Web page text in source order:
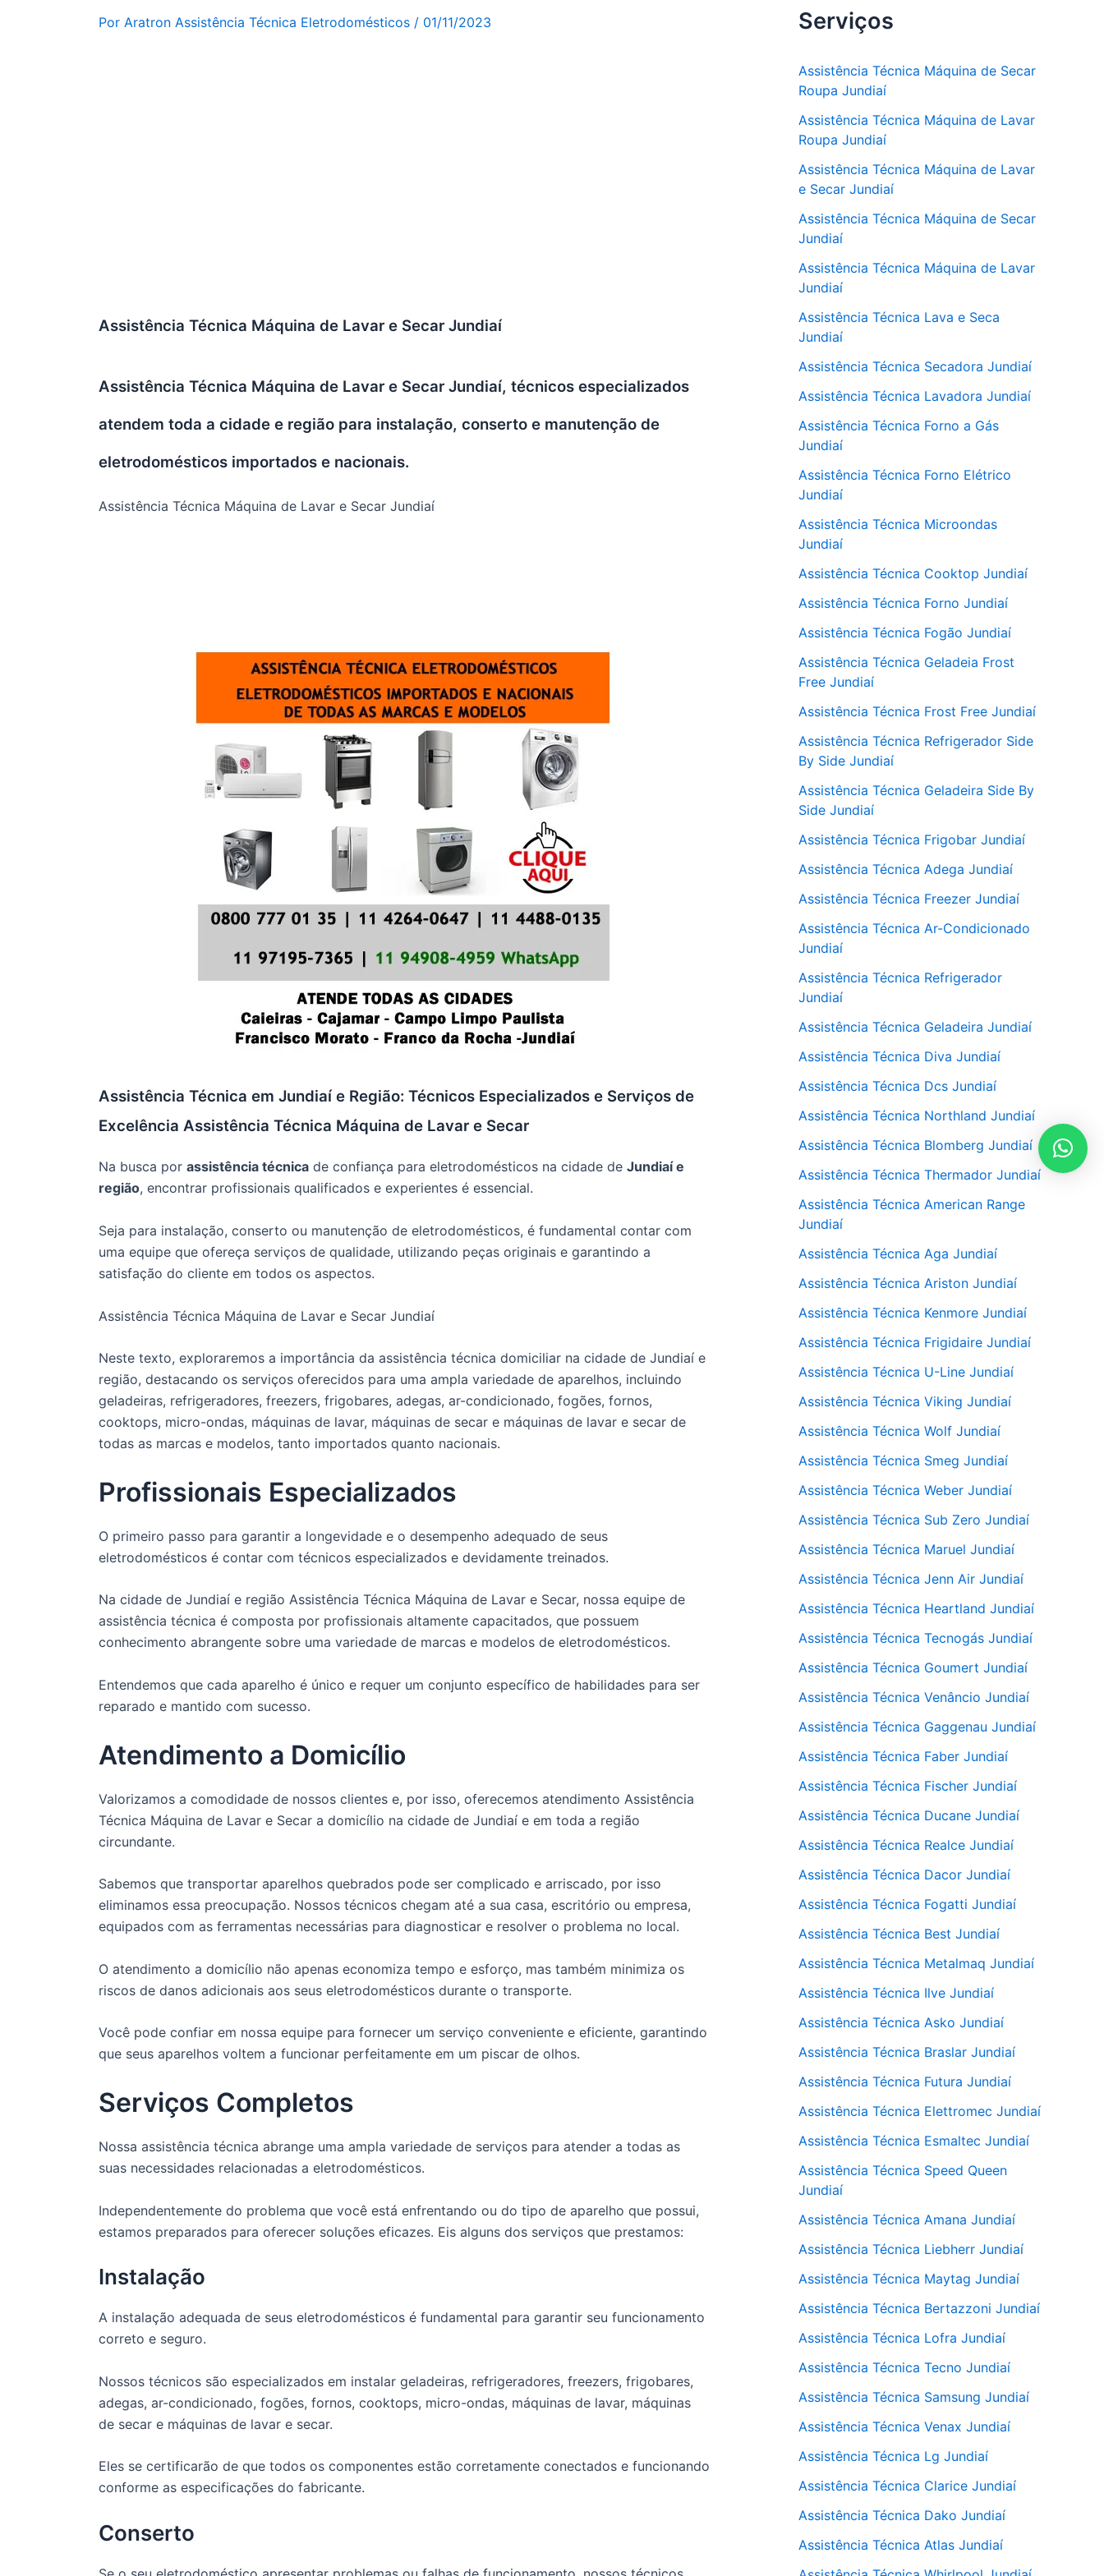
Por Aratron Assistência Técnica Eletrodomésticos / 01/11/2023
Assistência Técnica Máquina de Lavar e Secar Jundiaí
Assistência Técnica Máquina de Lavar e Secar Jundiaí, técnicos especializados
atendem toda a cidade e região para instalação, conserto e manutenção de
eletrodomésticos importados e nacionais.
Assistência Técnica Máquina de Lavar e Secar Jundiaí
Assistência Técnica em Jundiaí e Região: Técnicos Especializados e Serviços de
Excelência Assistência Técnica Máquina de Lavar e Secar
Na busca por assistência técnica de confiança para eletrodomésticos na cidade de Jundiaí e
região, encontrar profissionais qualificados e experientes é essencial.
Seja para instalação, conserto ou manutenção de eletrodomésticos, é fundamental contar com
uma equipe que ofereça serviços de qualidade, utilizando peças originais e garantindo a
satisfação do cliente em todos os aspectos.
Assistência Técnica Máquina de Lavar e Secar Jundiaí
Neste texto, exploraremos a importância da assistência técnica domiciliar na cidade de Jundiaí e
região, destacando os serviços oferecidos para uma ampla variedade de aparelhos, incluindo
geladeiras, refrigeradores, freezers, frigobares, adegas, ar-condicionado, fogões, fornos,
cooktops, micro-ondas, máquinas de lavar, máquinas de secar e máquinas de lavar e secar de
todas as marcas e modelos, tanto importados quanto nacionais.
Profissionais Especializados
O primeiro passo para garantir a longevidade e o desempenho adequado de seus
eletrodomésticos é contar com técnicos especializados e devidamente treinados.
Na cidade de Jundiaí e região Assistência Técnica Máquina de Lavar e Secar, nossa equipe de
assistência técnica é composta por profissionais altamente capacitados, que possuem
conhecimento abrangente sobre uma variedade de marcas e modelos de eletrodomésticos.
Entendemos que cada aparelho é único e requer um conjunto específico de habilidades para ser
reparado e mantido com sucesso.
Atendimento a Domicílio
Valorizamos a comodidade de nossos clientes e, por isso, oferecemos atendimento Assistência
Técnica Máquina de Lavar e Secar a domicílio na cidade de Jundiaí e em toda a região
circundante.
Sabemos que transportar aparelhos quebrados pode ser complicado e arriscado, por isso
eliminamos essa preocupação. Nossos técnicos chegam até a sua casa, escritório ou empresa,
equipados com as ferramentas necessárias para diagnosticar e resolver o problema no local.
O atendimento a domicílio não apenas economiza tempo e esforço, mas também minimiza os
riscos de danos adicionais aos seus eletrodomésticos durante o transporte.
Você pode confiar em nossa equipe para fornecer um serviço conveniente e eficiente, garantindo
que seus aparelhos voltem a funcionar perfeitamente em um piscar de olhos.
Serviços Completos
Nossa assistência técnica abrange uma ampla variedade de serviços para atender a todas as
suas necessidades relacionadas a eletrodomésticos.
Independentemente do problema que você está enfrentando ou do tipo de aparelho que possui,
estamos preparados para oferecer soluções eficazes. Eis alguns dos serviços que prestamos:
Instalação
A instalação adequada de seus eletrodomésticos é fundamental para garantir seu funcionamento
correto e seguro.
Nossos técnicos são especializados em instalar geladeiras, refrigeradores, freezers, frigobares,
adegas, ar-condicionado, fogões, fornos, cooktops, micro-ondas, máquinas de lavar, máquinas
de secar e máquinas de lavar e secar.
Eles se certificarão de que todos os componentes estão corretamente conectados e funcionando
conforme as especificações do fabricante.
Conserto
c
b
o
o
k
itt
A
p
Serviços
Assistência Técnica Máquina de Secar
Roupa Jundiaí
Assistência Técnica Máquina de Lavar
Roupa Jundiaí
Assistência Técnica Máquina de Lavar
e Secar Jundiaí
Assistência Técnica Máquina de Secar
Jundiaí
Assistência Técnica Máquina de Lavar
Jundiaí
Assistência Técnica Lava e Seca
Jundiaí
Assistência Técnica Secadora Jundiaí
Assistência Técnica Lavadora Jundiaí
Assistência Técnica Forno a Gás
Jundiaí
Assistência Técnica Forno Elétrico
Jundiaí
Assistência Técnica Microondas
Jundiaí
Assistência Técnica Cooktop Jundiaí
Assistência Técnica Forno Jundiaí
Assistência Técnica Fogão Jundiaí
Assistência Técnica Geladeia Frost
Free Jundiaí
Assistência Técnica Frost Free Jundiaí
Assistência Técnica Refrigerador Side
By Side Jundiaí
Assistência Técnica Geladeira Side By
Side Jundiaí
Assistência Técnica Frigobar Jundiaí
Assistência Técnica Adega Jundiaí
Assistência Técnica Freezer Jundiaí
Assistência Técnica Ar-Condicionado
Jundiaí
Assistência Técnica Refrigerador
Jundiaí
Assistência Técnica Geladeira Jundiaí
Assistência Técnica Diva Jundiaí
Assistência Técnica Dcs Jundiaí
Assistência Técnica Northland Jundiaí
Assistência Técnica Blomberg Jundiaí
Assistência Técnica Thermador Jundiaí
Assistência Técnica American Range
Jundiaí
Assistência Técnica Aga Jundiaí
Assistência Técnica Ariston Jundiaí
Assistência Técnica Kenmore Jundiaí
Assistência Técnica Frigidaire Jundiaí
Assistência Técnica U-Line Jundiaí
Assistência Técnica Viking Jundiaí
Assistência Técnica Wolf Jundiaí
Assistência Técnica Smeg Jundiaí
Assistência Técnica Weber Jundiaí
Assistência Técnica Sub Zero Jundiaí
Assistência Técnica Maruel Jundiaí
Assistência Técnica Jenn Air Jundiaí
Assistência Técnica Heartland Jundiaí
Assistência Técnica Tecnogás Jundiaí
Assistência Técnica Goumert Jundiaí
Assistência Técnica Venâncio Jundiaí
Assistência Técnica Gaggenau Jundiaí
Assistência Técnica Faber Jundiaí
Assistência Técnica Fischer Jundiaí
Assistência Técnica Ducane Jundiaí
Assistência Técnica Realce Jundiaí
Assistência Técnica Dacor Jundiaí
Assistência Técnica Fogatti Jundiaí
Assistência Técnica Best Jundiaí
Assistência Técnica Metalmaq Jundiaí
Assistência Técnica Ilve Jundiaí
Assistência Técnica Asko Jundiaí
Assistência Técnica Braslar Jundiaí
Assistência Técnica Futura Jundiaí
Assistência Técnica Elettromec Jundiaí
Assistência Técnica Esmaltec Jundiaí
Assistência Técnica Speed Queen
Jundiaí
Assistência Técnica Amana Jundiaí
Assistência Técnica Liebherr Jundiaí
Assistência Técnica Maytag Jundiaí
Assistência Técnica Bertazzoni Jundiaí
Assistência Técnica Lofra Jundiaí
Assistência Técnica Tecno Jundiaí
Assistência Técnica Samsung Jundiaí
Assistência Técnica Venax Jundiaí
Assistência Técnica Lg Jundiaí
Assistência Técnica Clarice Jundiaí
Assistência Técnica Dako Jundiaí
Assistência Técnica Atlas Jundiaí